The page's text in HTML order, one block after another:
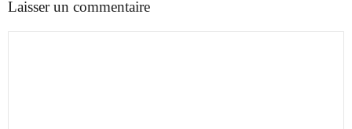
Laisser un commentaire